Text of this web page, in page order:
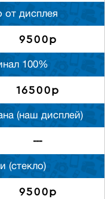
от дисплея
9500р
100%
16500р
(наш дисплей)
---
(стекло)
9500р